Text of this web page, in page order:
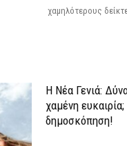
χαμηλότερους
Η Νέα Γενιά:
χαμένη
δημοσκόπηση!